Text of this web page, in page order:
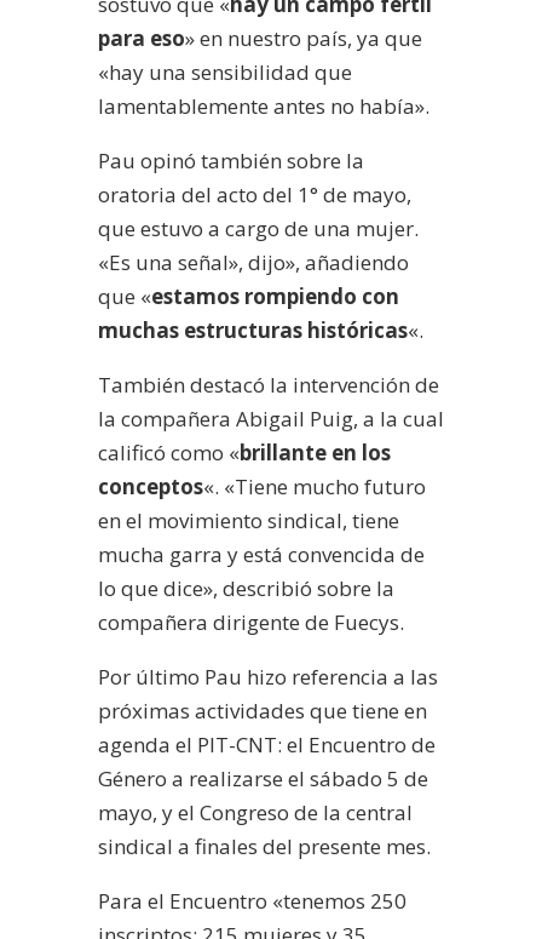
para eso» en nuestro país, ya que
«hay una sensibilidad que
lamentablemente antes no había».
Pau opinó también sobre la
oratoria del acto del 1° de mayo,
que estuvo a cargo de una mujer.
«Es una señal», dijo», añadiendo
que «estamos rompiendo con
muchas estructuras históricas«.
También destacó la intervención de
la compañera Abigail Puig, a la cual
calificó como «brillante en los
conceptos«. «Tiene mucho futuro
en el movimiento sindical, tiene
mucha garra y está convencida de
lo que dice», describió sobre la
compañera dirigente de Fuecys.
Por último Pau hizo referencia a las
próximas actividades que tiene en
agenda el PIT-CNT: el Encuentro de
Género a realizarse el sábado 5 de
mayo, y el Congreso de la central
sindical a finales del presente mes.
Para el Encuentro «tenemos 250